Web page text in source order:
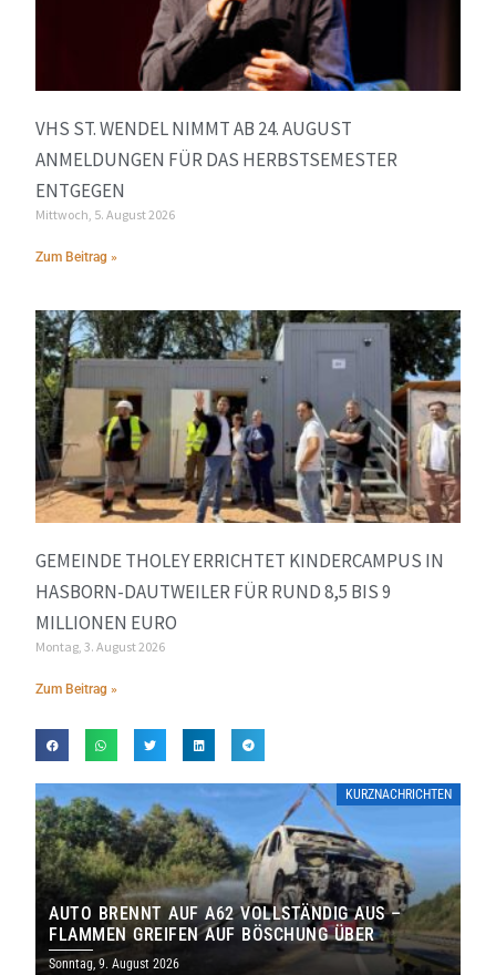
VHS ST. WENDEL NIMMT AB 24. AUGUST
ANMELDUNGEN FÜR DAS HERBSTSEMESTER
ENTGEGEN
Mittwoch, 5. August 2026
Zum Beitrag »
GEMEINDE THOLEY ERRICHTET KINDERCAMPUS IN
HASBORN-DAUTWEILER FÜR RUND 8,5 BIS 9
MILLIONEN EURO
Montag, 3. August 2026
Zum Beitrag »
KURZNACHRICHTEN
AUTO BRENNT AUF A62 VOLLSTÄNDIG AUS –
FLAMMEN GREIFEN AUF BÖSCHUNG ÜBER
Sonntag, 9. August 2026